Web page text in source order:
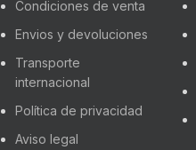
Condiciones de venta
Envios y devoluciones
Transporte
internacional
Política de privacidad
Aviso legal